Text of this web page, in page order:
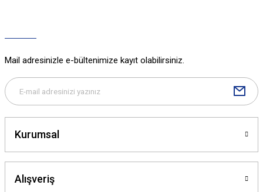
Gönder
Mail adresinizle e-bültenimize kayıt olabilirsiniz.
Kurumsal
Alışveriş